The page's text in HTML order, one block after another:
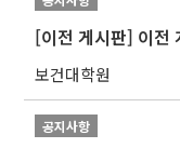
[이전 게시판] 이전
보건대학원
공지사항